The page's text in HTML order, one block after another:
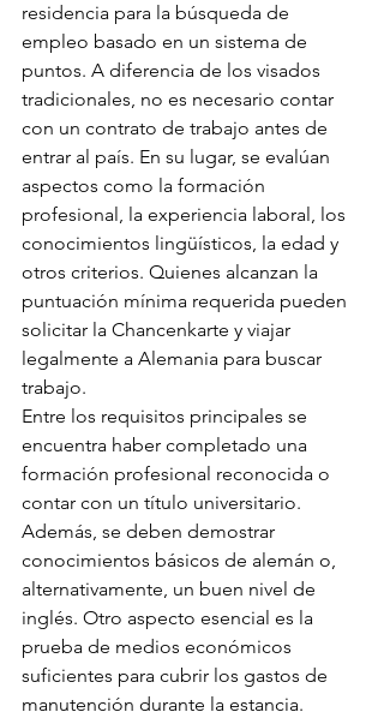
residencia para la búsqueda de
empleo basado en un sistema de
puntos. A diferencia de los visados
tradicionales, no es necesario contar
con un contrato de trabajo antes de
entrar al país. En su lugar, se evalúan
aspectos como la formación
profesional, la experiencia laboral, los
conocimientos lingüísticos, la edad y
otros criterios. Quienes alcanzan la
puntuación mínima requerida pueden
solicitar la Chancenkarte y viajar
legalmente a Alemania para buscar
trabajo.
Entre los requisitos principales se
encuentra haber completado una
formación profesional reconocida o
contar con un título universitario.
Además, se deben demostrar
conocimientos básicos de alemán o,
alternativamente, un buen nivel de
inglés. Otro aspecto esencial es la
prueba de medios económicos
suficientes para cubrir los gastos de
manutención durante la estancia.